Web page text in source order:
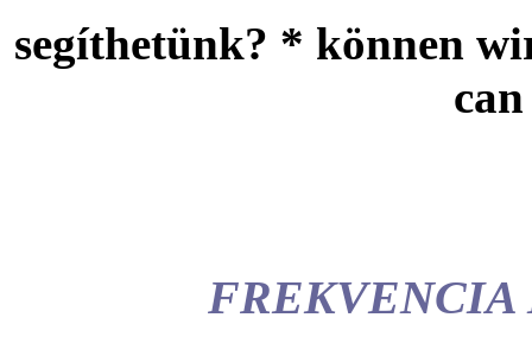
segíthetünk? * können
FREKVENCIA